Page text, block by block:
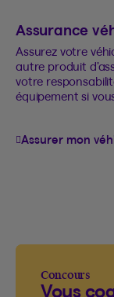
Assurance
Assurez votre
autre produit
votre
équipement si
Assurer mon
Concours
Vous